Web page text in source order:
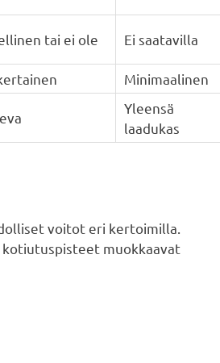
tai ei ole Ei saatavilla
Minimaalinen
Yleensä
laadukas
voitot eri kertoimilla.
muokkaavat